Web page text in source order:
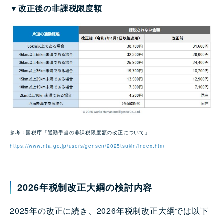
▼改正後の非課税限度額
参考：国税庁「通勤手当の非課税限度額の改正について」
https://www.nta.go.jp/users/gensen/2025tsukin/index.htm
2026年税制改正大綱の検討内容
2025年の改正に続き、2026年税制改正大綱では以下